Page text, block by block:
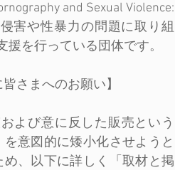
and Sexual Violence:
害や性暴力の問題に取り組
を行っている団体です。
さまへのお願い】
よび意に反した販売という
意図的に矮小化させようと
、以下に詳しく「取材と掲